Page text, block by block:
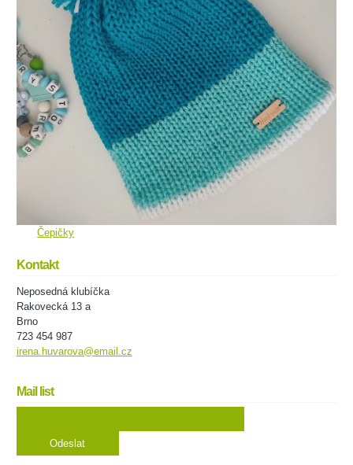
Čepičky
Kontakt
Neposedná klubíčka
Rakovecká 13 a
Brno
723 454 987
irena.huvarova@email.cz
Mail list